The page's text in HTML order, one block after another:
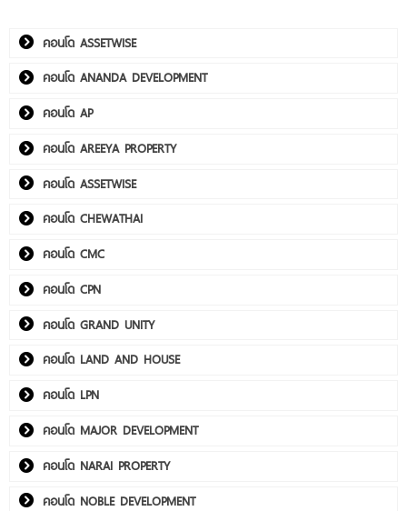
คอนโด ASSETWISE
คอนโด ANANDA DEVELOPMENT
คอนโด AP
คอนโด AREEYA PROPERTY
คอนโด ASSETWISE
คอนโด CHEWATHAI
คอนโด CMC
คอนโด CPN
คอนโด GRAND UNITY
คอนโด LAND AND HOUSE
คอนโด LPN
คอนโด MAJOR DEVELOPMENT
คอนโด NARAI PROPERTY
คอนโด NOBLE DEVELOPMENT